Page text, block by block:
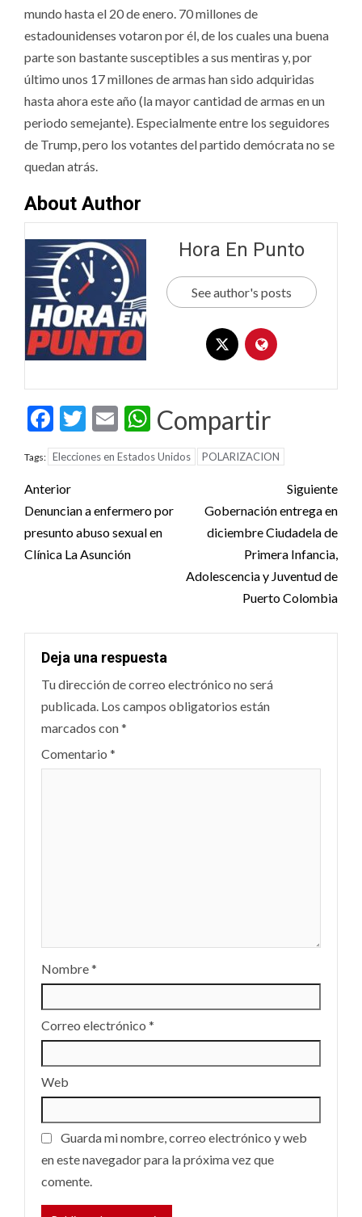
mundo hasta el 20 de enero. 70 millones de
estadounidenses votaron por él, de los cuales una buena
parte son bastante susceptibles a sus mentiras y, por
último unos 17 millones de armas han sido adquiridas
hasta ahora este año (la mayor cantidad de armas en un
periodo semejante). Especialmente entre los seguidores
de Trump, pero los votantes del partido demócrata no se
quedan atrás.
About Author
Hora En Punto
See author's posts
Facebook
Twitter
EmailWhatsApp
Compartir
Tags: Elecciones en Estados Unidos POLARIZACION
Post
navigation
Anterior
Denuncian a enfermero por
presunto abuso sexual en
Clínica La Asunción
Siguiente
Gobernación entrega en
diciembre Ciudadela de
Primera Infancia,
Adolescencia y Juventud de
Puerto Colombia
Deja una respuesta
Tu dirección de correo electrónico no será
publicada. Los campos obligatorios están
marcados con*
Comentario *
Nombre*
Correo electrónico *
Web
Guarda mi nombre, correo electrónico y web
en este navegador para la próxima vez que
comente.